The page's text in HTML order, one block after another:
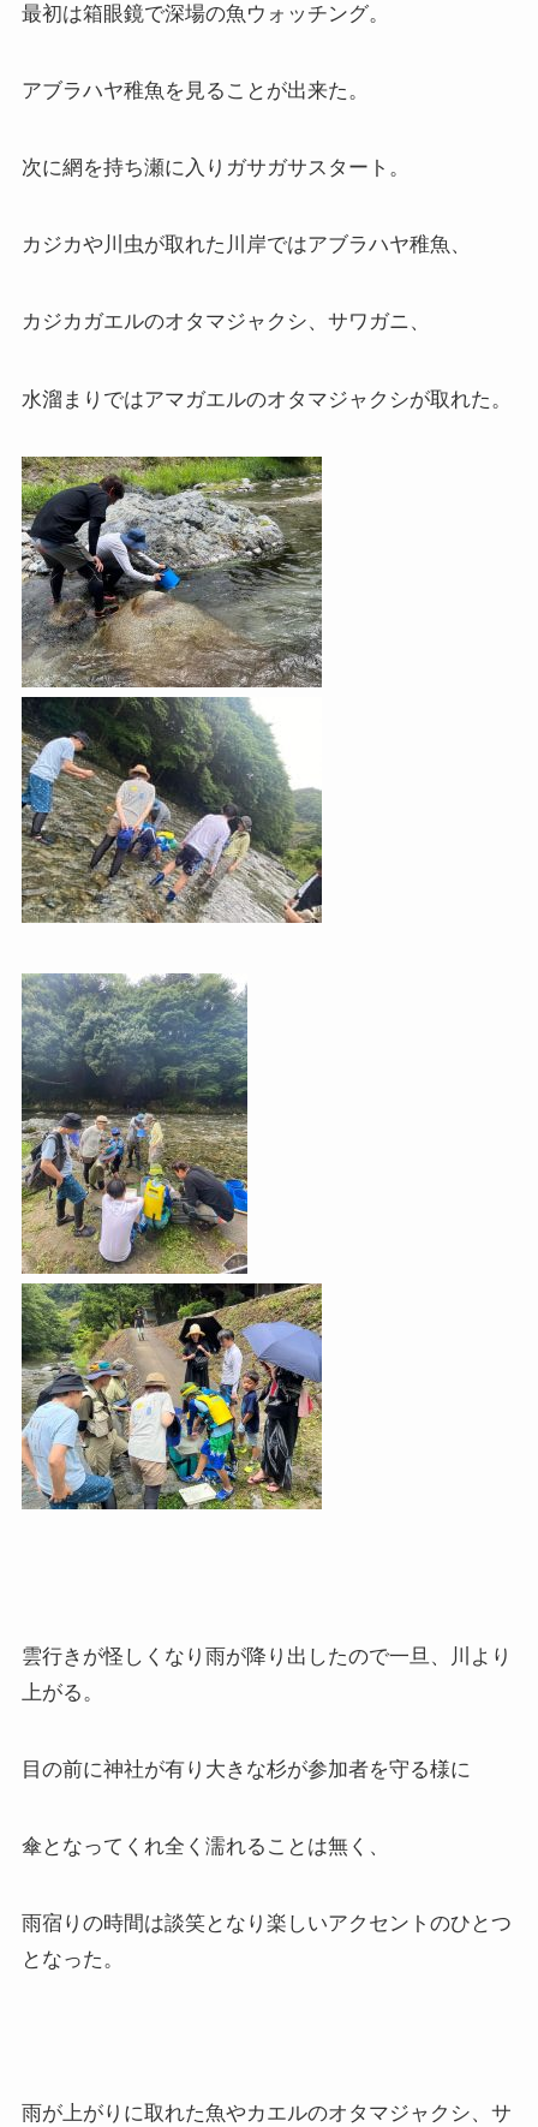
最初は箱眼鏡で深場の魚ウォッチング。
アブラハヤ稚魚を見ることが出来た。
次に網を持ち瀬に入りガサガサスタート。
カジカや川虫が取れた川岸ではアブラハヤ稚魚、
カジカガエルのオタマジャクシ、サワガニ、
水溜まりではアマガエルのオタマジャクシが取れた。
雲行きが怪しくなり雨が降り出したので一旦、川より
上がる。
目の前に神社が有り大きな杉が参加者を守る様に
傘となってくれ全く濡れることは無く、
雨宿りの時間は談笑となり楽しいアクセントのひとつ
となった。
雨が上がりに取れた魚やカエルのオタマジャクシ、サ